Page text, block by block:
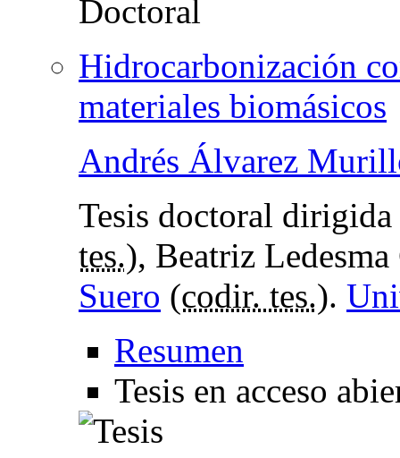
Hidrocarbonización
materiales biomásicos
Andrés Álvarez
Tesis doctoral
tes.), Beatriz Ledesma
Suero (codir. tes.).
Resumen
Tesis en acceso